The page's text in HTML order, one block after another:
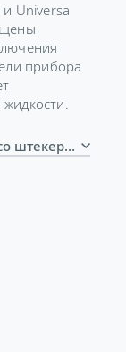
Universa
прибора
кабель со штекером